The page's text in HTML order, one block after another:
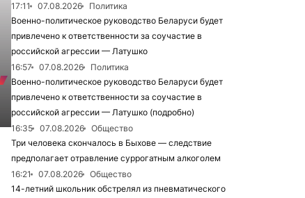
17:11
07.08.2026
Политика
Военно-политическое руководство Беларуси будет
привлечено к ответственности за соучастие в
российской агрессии — Латушко
16:57
07.08.2026
Политика
Военно-политическое руководство Беларуси будет
привлечено к ответственности за соучастие в
российской агрессии — Латушко (подробно)
16:35
07.08.2026
Общество
Три человека скончалось в Быхове — следствие
предполагает отравление суррогатным алкоголем
16:21
07.08.2026
Общество
14-летний школьник обстрелял из пневматического